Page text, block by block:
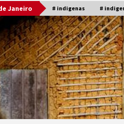
Janeiro # indigenas #